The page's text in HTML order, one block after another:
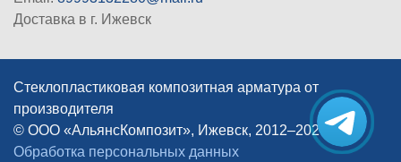
Доставка в г. Ижевск
Стеклопластиковая композитная арматура от
производителя
© ООО «АльянсКомпозит», Ижевск, 2012–2026 |
Обработка персональных данных